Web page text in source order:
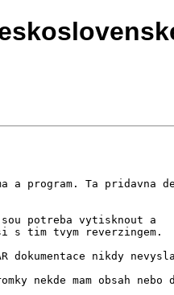
a program. Ta pridavna
potreba vytisknout a
s tim tvym reverzingem.
dokumentace nikdy
nekde mam obsah nebo